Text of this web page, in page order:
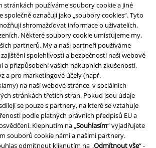
stránkách používáme soubory cookie a jiné
společně označují jako „soubory cookies“. Tyto
shromažďovat informace o uživatelích,
Některé soubory cookie umísťujeme my,
partnerů. My a naši partneři používáme
spolehlivosti a bezpečnosti naší webové
a přizpůsobení vašich nákupních zkušeností,
a pro marketingové účely (např.
na naší webové stránce, v sociálních
stránkách třetích stran. Pokud jsou údaje
se pouze s partnery, na které se vztahuje
podle platných právních předpisů EU a
Klepnutím na „Souhlasím“ vyjadřujete
souborů cookie námi a našimi partnery.
odmítnout kliknutím na „Odmítnout vše“ -
se součástí komunity!